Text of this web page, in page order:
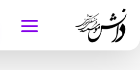
a